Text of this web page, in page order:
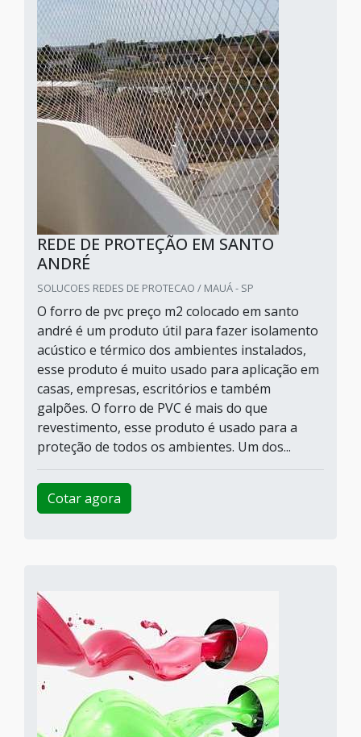
REDE DE PROTEÇÃO EM SANTO
ANDRÉ
SOLUCOES REDES DE PROTECAO / MAUÁ - SP
O forro de pvc preço m2 colocado em santo
andré é um produto útil para fazer isolamento
acústico e térmico dos ambientes instalados,
esse produto é muito usado para aplicação em
casas, empresas, escritórios e também
galpões. O forro de PVC é mais do que
revestimento, esse produto é usado para a
proteção de todos os ambientes. Um dos...
Cotar agora